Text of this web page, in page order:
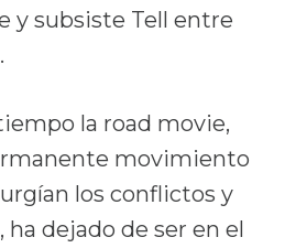
y subsiste Tell entre
la road movie,
movimiento
los conflictos y
ha dejado de ser en el